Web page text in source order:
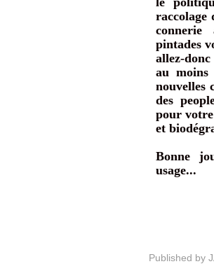
raccolage
connerie
pintades
allez-
au moins
nouvelles
des
pour
et
Bonne
usage...
Published by